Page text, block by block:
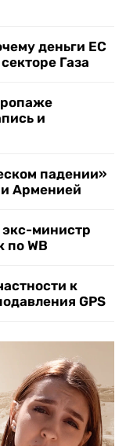
деньги ЕС
Газа
и
падении»
Арменией
министр
по WB
к
GPS